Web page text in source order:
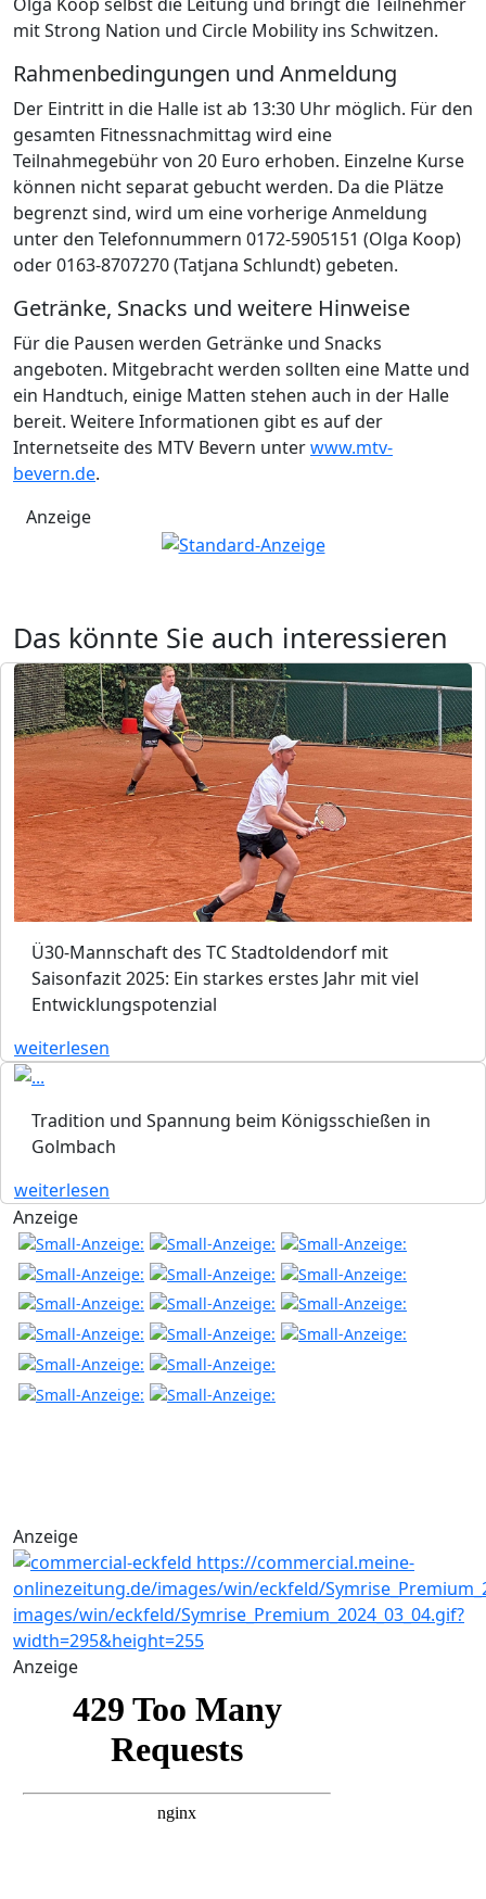
mit Strong Nation und Circle Mobility ins Schwitzen.
Rahmenbedingungen und Anmeldung
Der Eintritt in die Halle ist ab 13:30 Uhr möglich. Für den
gesamten Fitnessnachmittag wird eine
Teilnahmegebühr von 20 Euro erhoben. Einzelne Kurse
können nicht separat gebucht werden. Da die Plätze
begrenzt sind, wird um eine vorherige Anmeldung
unter den Telefonnummern 0172-5905151 (Olga Koop)
oder 0163-8707270 (Tatjana Schlundt) gebeten.
Getränke, Snacks und weitere Hinweise
Für die Pausen werden Getränke und Snacks
angeboten. Mitgebracht werden sollten eine Matte und
ein Handtuch, einige Matten stehen auch in der Halle
bereit. Weitere Informationen gibt es auf der
Internetseite des MTV Bevern unterwww.mtv-
bevern.de.
Anzeige
Das könnte Sie auch interessieren
Ü30-Mannschaft des TC Stadtoldendorf mit
Saisonfazit 2025: Ein starkes erstes Jahr mit viel
Entwicklungspotenzial
weiterlesen
Tradition und Spannung beim Königsschießen in
Golmbach
weiterlesen
Anzeige
Anzeige
Anzeige